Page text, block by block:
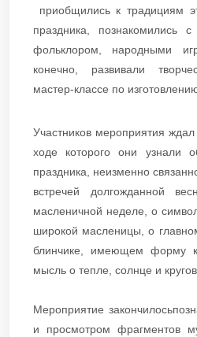
приобщились к традициям
праздника, познакомились
фольклором, народными
конечно, развивали
мастер-классе по
Участников мероприятия
ходе которого они узнали
праздника, неизменно
встречей долгожданной
масленичной неделе, о
широкой масленицы, о
блинчике, имеющем форму
мысль о тепле, солнце и
Мероприятие
и просмотром фрагментов